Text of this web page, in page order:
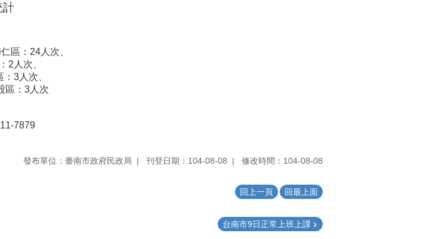
計
區：24人次、
2人次、
3人次、
區：3人次
7879
發布單位：臺南市政府民政局 刊登日期：104-08-08 修改時間：104-08-08
回上一頁 回最上面
台南市9日正常上班上課